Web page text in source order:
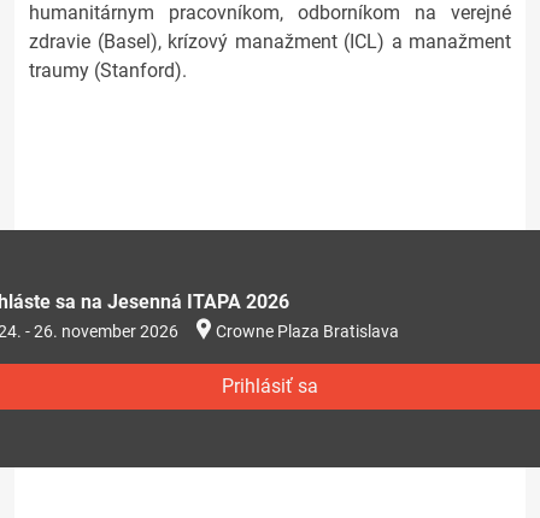
humanitárnym pracovníkom, odborníkom na verejné
zdravie (Basel), krízový manažment (ICL) a manažment
traumy (Stanford).
sa na Jesenná ITAPA 2026
- 26. november 2026 Crowne Plaza Bratislava
Prihlásiť sa